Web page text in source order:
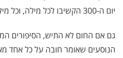
יום ה-300 הקשיבו לכל מילה, וכל מילה זעזעה יותר מקודמתה.
גם אם החום לא התיש, הסיפורים
הנוסעים שאומר חובה על כל אחד